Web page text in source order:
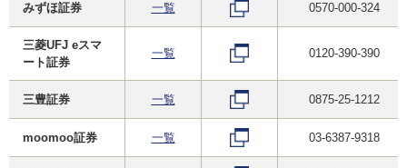
みずほ証券 一覧 0570-000-324
三菱UFJ eスマ
ート証券
一覧 0120-390-390
三豊証券 一覧 0875-25-1212
moomoo証券 一覧 03-6387-9318